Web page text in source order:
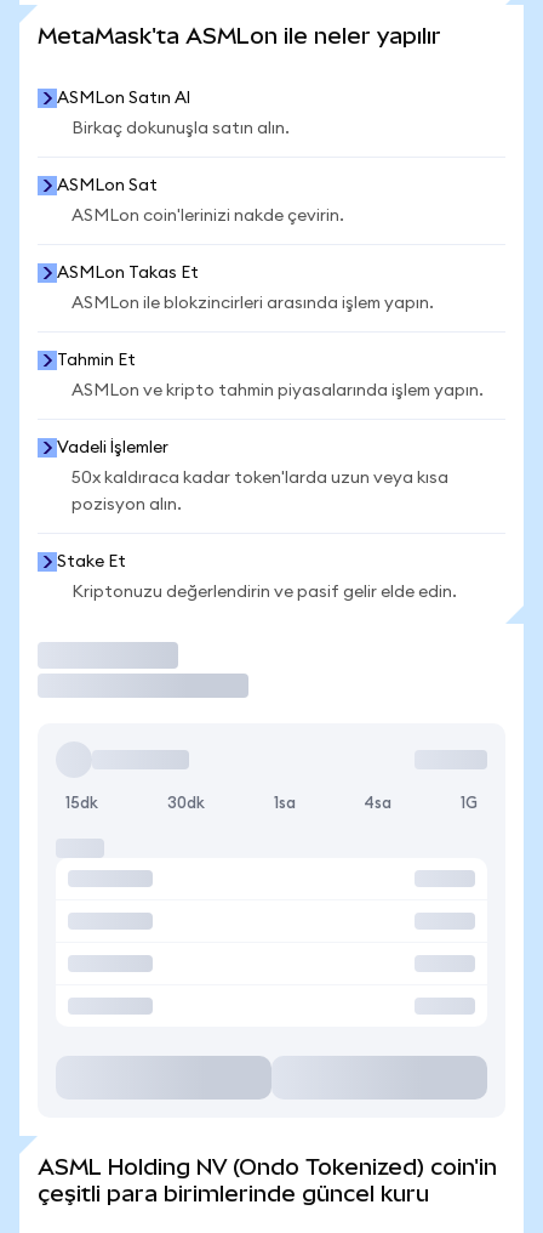
MetaMask'ta ASMLon ile neler yapılır
ASMLon Satın Al
Birkaç dokunuşla satın alın.
ASMLon Sat
ASMLon coin'lerinizi nakde çevirin.
ASMLon Takas Et
ASMLon ile blokzincirleri arasında işlem yapın.
Tahmin Et
ASMLon ve kripto tahmin piyasalarında işlem yapın.
Vadeli İşlemler
50x kaldıraca kadar token'larda uzun veya kısa
pozisyon alın.
Stake Et
Kriptonuzu değerlendirin ve pasif gelir elde edin.
15dk 30dk 1sa 4sa 1G
ASML Holding NV (Ondo Tokenized) coin'in
çeşitli para birimlerinde güncel kuru